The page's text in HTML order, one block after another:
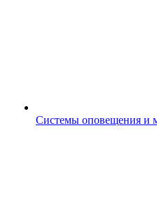
Системы оповещения и